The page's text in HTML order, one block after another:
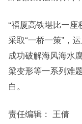
“福厦高铁堪比一座
采取“一桥一策”，
成功破解海风海水
梁变形等一系列难
白。
责任编辑： 王倩